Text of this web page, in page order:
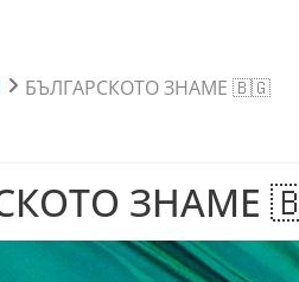
БЪЛГАРСКОТО ЗНАМЕ 🇧🇬
ЗНАМЕ